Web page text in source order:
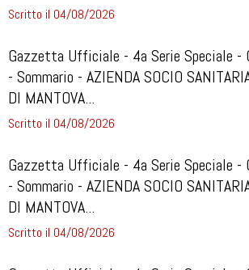
Scritto il 04/08/2026
Gazzetta Ufficiale - 4a Serie Speciale -
- Sommario - AZIENDA SOCIO
DI MANTOVA...
Scritto il 04/08/2026
Gazzetta Ufficiale - 4a Serie Speciale -
- Sommario - AZIENDA SOCIO
DI MANTOVA...
Scritto il 04/08/2026